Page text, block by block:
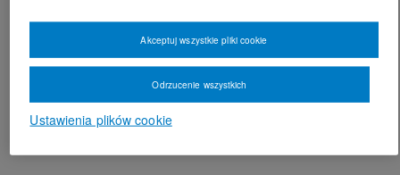
Ustawienia plików cookie
Odrzucenie wszystkich
Akceptuj wszystkie pliki cookie